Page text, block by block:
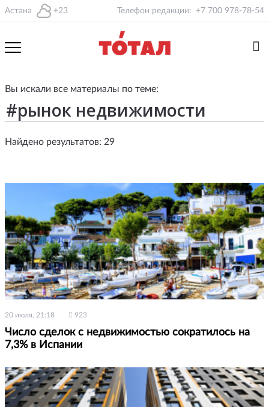
Астана +23 Телефон редакции: +7 700 978-78-54
Вы искали все материалы по теме:
Найдено результатов: 29
20 июля, 21:18 923
Число сделок с недвижимостью сократилось на
7,3% в Испании